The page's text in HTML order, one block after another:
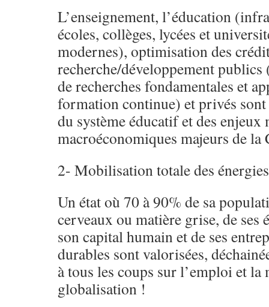
L’enseignement, l’éducation
écoles, collèges, lycées et
modernes), optimisation des
recherche/développement
de recherches fondamentales et
formation continue) et privés
du système éducatif et des enjeux
macroéconomiques majeurs de la
2- Mobilisation totale des
Un état où 70 à 90% de sa
cerveaux ou matière grise, de ses
son capital humain et de ses
durables sont valorisées,
à tous les coups sur l’emploi et
globalisation !